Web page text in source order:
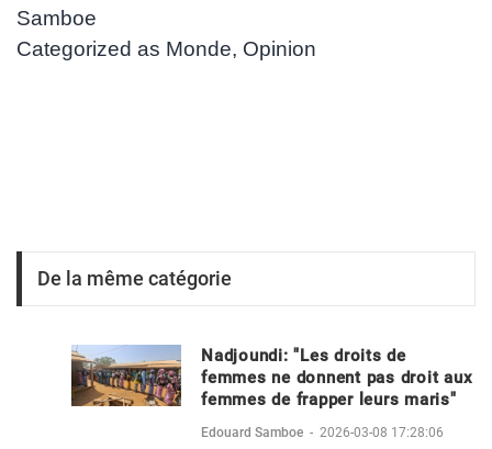
Samboe
Categorized as Monde, Opinion
De la même catégorie
Nadjoundi: "Les droits de
femmes ne donnent pas droit aux
femmes de frapper leurs maris"
Edouard Samboe - 2026-03-08 17:28:06